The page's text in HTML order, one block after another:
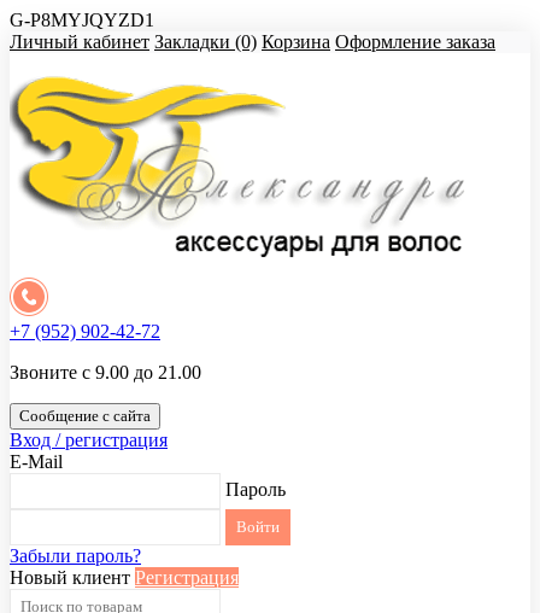
G-P8MYJQYZD1
Личный кабинет Закладки (0) Корзина Оформление заказа
+7 (952) 902-42-72
Звоните с 9.00 до 21.00
Сообщение с сайта
Вход / регистрация
E-Mail
Пароль
Забыли пароль?
Новый клиент Регистрация